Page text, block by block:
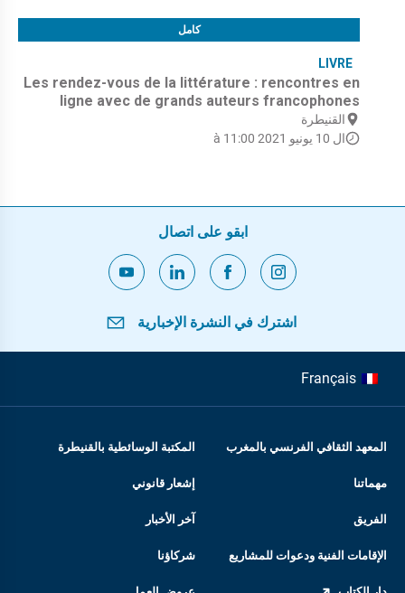
كامل
LIVRE
Les rendez-vous de la littérature : rencontres en
ligne avec de grands auteurs francophones
القنيطرة
ال 10 يونيو 2021 à 11:00
ابقو على اتصال
اشترك في النشرة الإخبارية
Français
المعهد الثقافي الفرنسي بالمغرب المكتبة الوسائطية بالقنيطرة
مهماتنا إشعار قانوني
الفريق آخر الأخبار
الإقامات الفنية ودعوات للمشاريع شركاؤنا